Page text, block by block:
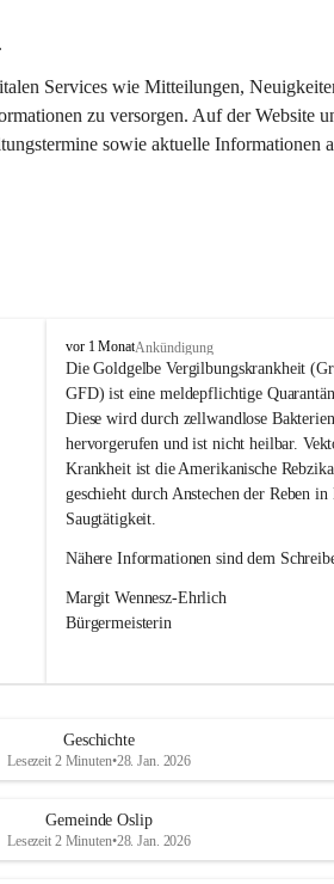
Services wie Mitteilungen,
zu versorgen. Auf der Website
sowie aktuelle Informationen
O
s
l
i
p
vor 1 MonatAnkündigung
Die Goldgelbe Vergilbungskrankheit
GFD) ist eine meldepflichtige
Diese wird durch zellwandlose
hervorgerufen und ist nicht heilbar.
Krankheit ist die Amerikanische
geschieht durch Anstechen der Reben
Saugtätigkeit.
Nähere Informationen sind dem
Margit Wennesz-Ehrlich
Bürgermeisterin
Geschichte
Lesezeit 2 Minuten•28. Jan. 2026
Gemeinde Oslip
Lesezeit 2 Minuten•28. Jan. 2026